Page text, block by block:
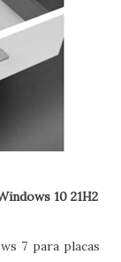
10 21H2
7 para placas